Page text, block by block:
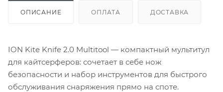
ОПИСАНИЕ ОПЛАТА ДОСТАВКА
ION Kite Knife 2.0 Multitool — компактный мультитул
для кайтсерферов: сочетает в себе нож
безопасности и набор инструментов для быстрого
обслуживания снаряжения прямо на споте.